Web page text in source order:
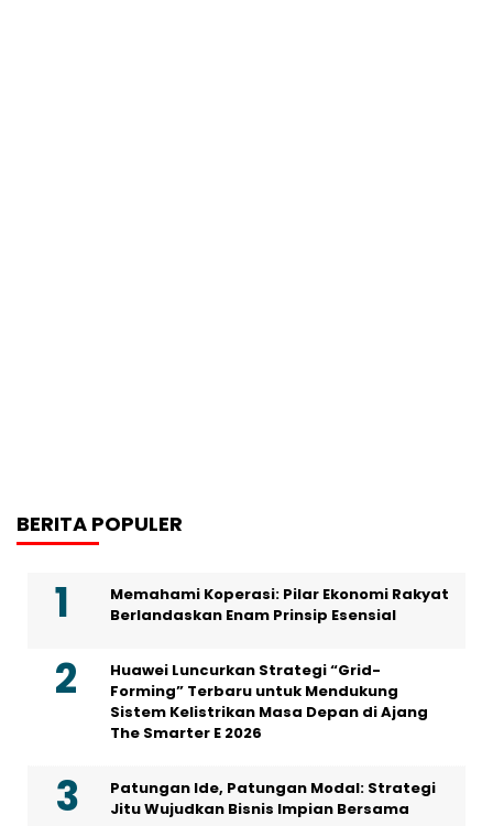
BERITA POPULER
Memahami Koperasi: Pilar Ekonomi Rakyat
Berlandaskan Enam Prinsip Esensial
Huawei Luncurkan Strategi “Grid-
Forming” Terbaru untuk Mendukung
Sistem Kelistrikan Masa Depan di Ajang
The Smarter E 2026
Patungan Ide, Patungan Modal: Strategi
Jitu Wujudkan Bisnis Impian Bersama